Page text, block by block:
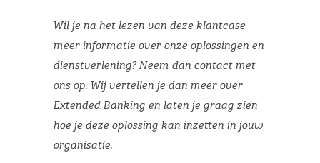
Wil je na het lezen van deze klantcase
meer informatie over onze oplossingen en
dienstverlening? Neem dan contact met
ons op. Wij vertellen je dan meer over
Extended Banking en laten je graag zien
hoe je deze oplossing kan inzetten in jouw
organisatie.